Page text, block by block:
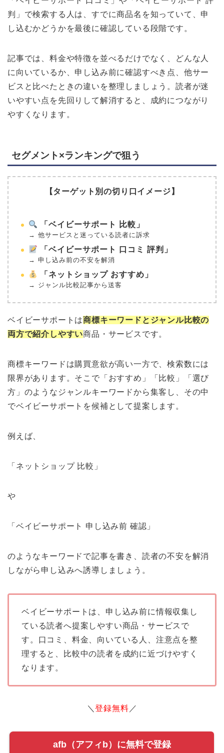
判」で検索する人は、すでに商品名を知っていて、申
し込むかどうかを最後に確認している段階です。
記事では、料金や特徴を並べるだけでなく、どんな人
に向いているか、申し込み前に確認すべき点、他サー
ビスと比べたときの違いを整理しましょう。読者が迷
いやすい点を先回りして解消すると、成約につながり
やすくなります。
セグメント×ランキングで狙う
【ターゲット別の切り口イメージ】
「ベイビーサポート 比較」
→ 他サービスと迷っている読者に訴求
「ベイビーサポート 口コミ 評判」
→ 申し込み前の不安を解消
「ネットショップ おすすめ」
→ ジャンル比較記事から送客
ベイビーサポートは商標キーワードとジャンル比較の
両方で紹介しやすい商品・サービスです。
商標キーワードは購買意欲が高い一方で、検索数には
限界があります。そこで「おすすめ」「比較」「選び
方」のようなジャンルキーワードから集客し、その中
でベイビーサポートを候補として提案します。
例えば、
「ネットショップ 比較」
や
「ベイビーサポート 申し込み前 確認」
のようなキーワードで記事を書き、読者の不安を解消
しながら申し込みへ誘導しましょう。
ベイビーサポートは、申し込み前に情報収集し
ている読者へ提案しやすい商品・サービスで
す。口コミ、料金、向いている人、注意点を整
理すると、比較中の読者を成約に近づけやすく
なります。
＼登録無料 ／
afb（アフィb）に無料で登録